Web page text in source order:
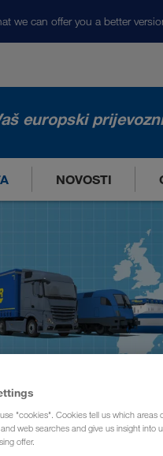
we can offer you a better
europski
NOVOSTI
"cookies". Cookies tell us which areas
web searches and give us insight
offer.